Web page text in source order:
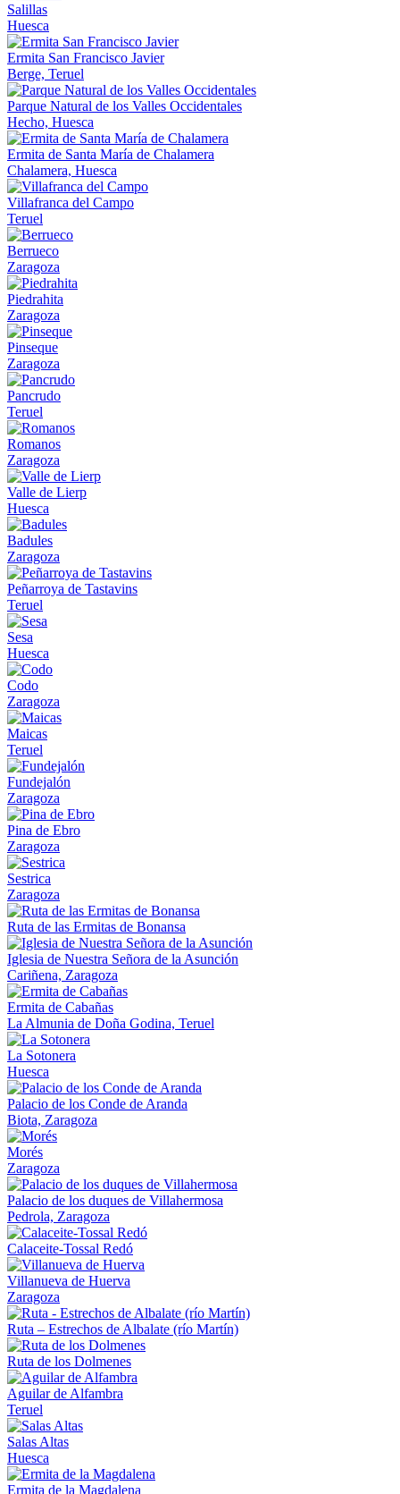
Salillas
Huesca
Ermita San Francisco Javier
Berge, Teruel
Parque Natural de los Valles Occidentales
Hecho, Huesca
Ermita de Santa María de Chalamera
Chalamera, Huesca
Villafranca del Campo
Teruel
Berrueco
Zaragoza
Piedrahita
Zaragoza
Pinseque
Zaragoza
Pancrudo
Teruel
Romanos
Zaragoza
Valle de Lierp
Huesca
Badules
Zaragoza
Peñarroya de Tastavins
Teruel
Sesa
Huesca
Codo
Zaragoza
Maicas
Teruel
Fundejalón
Zaragoza
Pina de Ebro
Zaragoza
Sestrica
Zaragoza
Ruta de las Ermitas de Bonansa
Iglesia de Nuestra Señora de la Asunción
Cariñena, Zaragoza
Ermita de Cabañas
La Almunia de Doña Godina, Teruel
La Sotonera
Huesca
Palacio de los Conde de Aranda
Biota, Zaragoza
Morés
Zaragoza
Palacio de los duques de Villahermosa
Pedrola, Zaragoza
Calaceite-Tossal Redó
Villanueva de Huerva
Zaragoza
Ruta – Estrechos de Albalate (río Martín)
Ruta de los Dolmenes
Aguilar de Alfambra
Teruel
Salas Altas
Huesca
Ermita de la Magdalena